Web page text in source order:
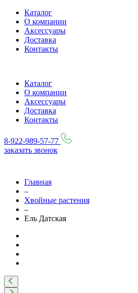
Каталог
О компании
Аксессуары
Доставка
Контакты
Каталог
О компании
Аксессуары
Доставка
Контакты
8-922-989-57-77
заказать звонок
Главная
–
Хвойные растения
–
Ель Датская